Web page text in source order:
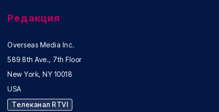
Редакция
Overseas Media Inc.
589 8th Ave., 7th Floor
New York, NY 10018
USA
Телеканал RTVI